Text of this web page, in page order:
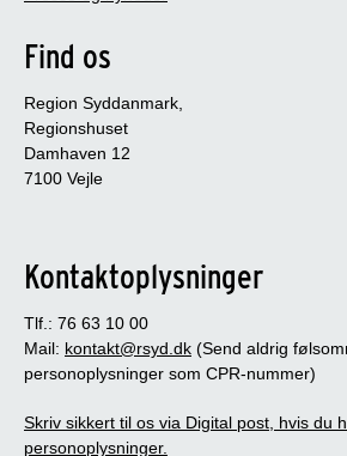
Find os
Region Syddanmark,
Regionshuset
Damhaven 12
7100 Vejle
Kontaktoplysninger
Tlf.: 76 63 10 00
Mail: kontakt@rsyd.dk (Send aldrig
personoplysninger som CPR-nummer)
Skriv sikkert til os via Digital post, hvis du
personoplysninger.